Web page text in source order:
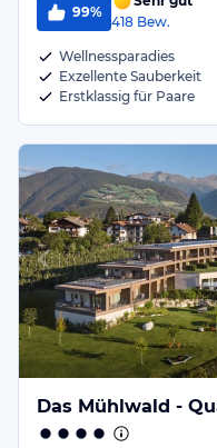
99%
418 Bew.
Wellnessparadies
Exzellente Sauberkeit
Erstklassig für Paare
Das Mühlwald -